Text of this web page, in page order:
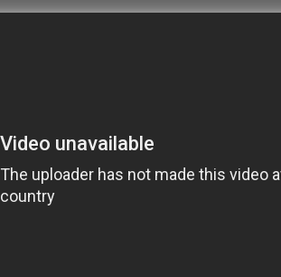
月26日（日）第６１回Ｇ２「フローラステークス」■想定＆専門